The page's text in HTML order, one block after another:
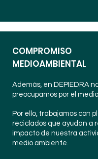
COMPROMISO
MEDIOAMBIENTAL
Además, en DEPIEDRA
preocupamos por el
Por ello, trabajamos con
reciclados que ayudan a
impacto de nuestra
medio ambiente.